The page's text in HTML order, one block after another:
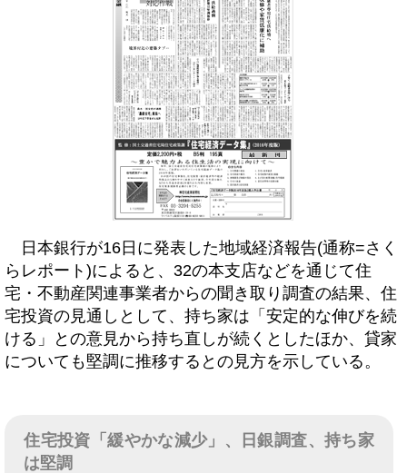
日本銀行が16日に発表した地域経済報告(通称=さく
らレポート)によると、32の本支店などを通じて住
宅・不動産関連事業者からの聞き取り調査の結果、住
宅投資の見通しとして、持ち家は「安定的な伸びを続
ける」との意見から持ち直しが続くとしたほか、貸家
についても堅調に推移するとの見方を示している。
住宅投資「緩やかな減少」、日銀調査、持ち家
は堅調